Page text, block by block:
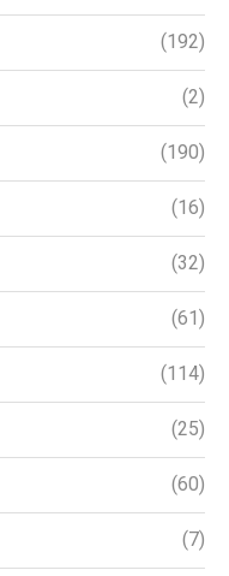
(192)
(2)
(190)
(16)
(32)
(61)
(114)
(25)
(60)
(7)